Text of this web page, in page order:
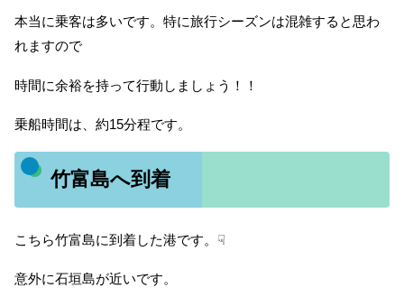
本当に乗客は多いです。特に旅行シーズンは混雑すると思わ
れますので
時間に余裕を持って行動しましょう！！
乗船時間は、約15分程です。
竹富島へ到着
こちら竹富島に到着した港です。☟
意外に石垣島が近いです。